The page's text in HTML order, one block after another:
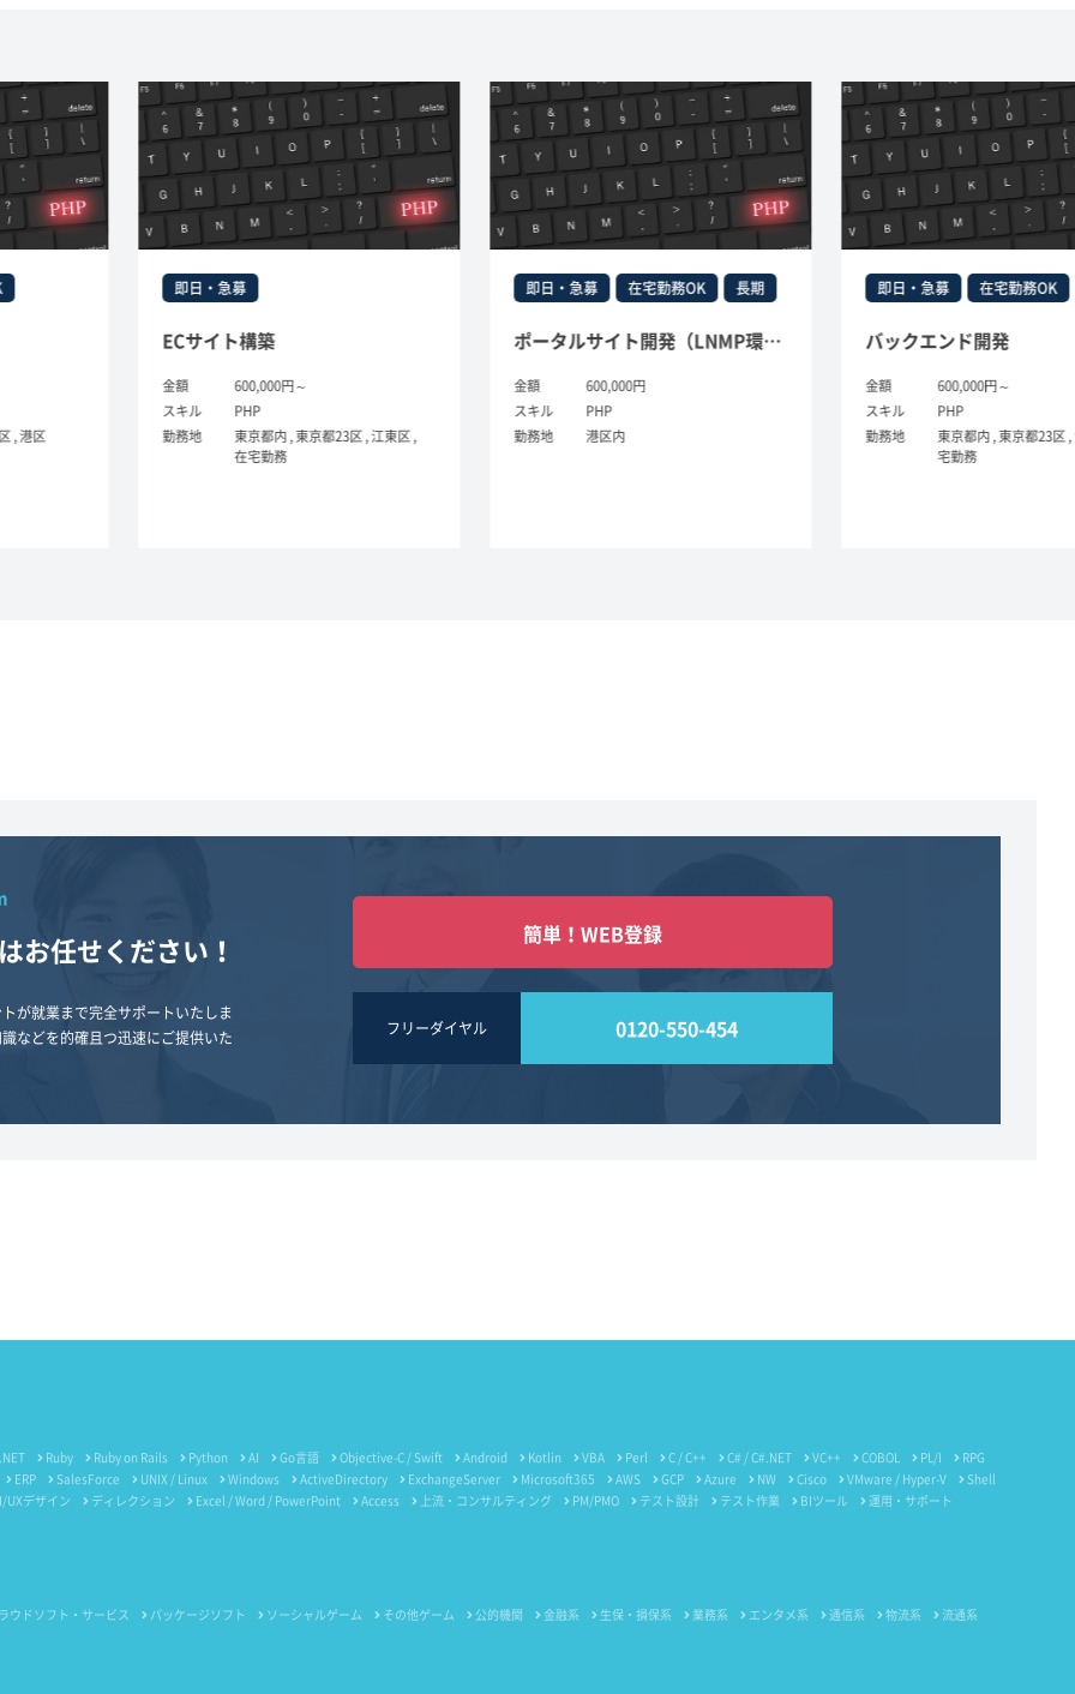
即日・急募
ECサイト構築
600,000円～
スキル
勤務地
東京都内 , 東京都23区 , 江東区 ,
在宅勤務
即日・急募 在宅勤務OK 長期
ポータルサイト開発（LNMP環境、PL経験）
600,000円
スキル
勤務地
港区内
即日・急募 在宅勤務OK
バックエンド開発
600,000円～
スキル
勤務地
東京都内 , 東京都23区 , 港区
宅勤務
お任せください！
が就業まで完全サポートいたしま
などを的確且つ迅速にご提供いた
簡単！WEB登録
フリーダイヤル 0120-550-454
Ruby Ruby on Rails Python AI Go言語 Objective-C / Swift Android Kotlin VBA Perl C / C++ C# / C#.NET VC++ COBOL PL/I
RPG
ERP
SalesForce UNIX / Linux Windows ActiveDirectory ExchangeServer Microsoft365 AWS GCP Azure NW Cisco VMware / Hyper-V
Shell
UXデザイン
ディレクション Excel / Word / PowerPoint Access 上流・コンサルティング PM/PMO テスト設計 テスト作業 BIツール 運用・サポート
ウドソフト・サービス パッケージソフト ソーシャルゲーム その他ゲーム 公的機関 金融系 生保・損保系 業務系 エンタメ系 通信系 物流系 流通系